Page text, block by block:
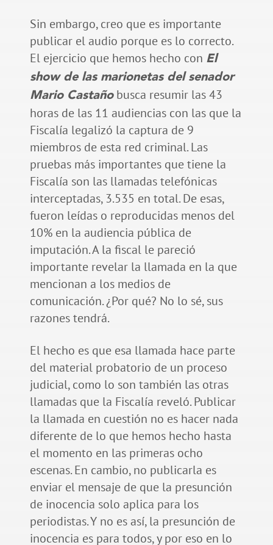
Sin embargo, creo que es importante
publicar el audio porque es lo correcto.
El ejercicio que hemos hecho con El
show de las marionetas del senador
Mario Castañobusca resumir las 43
horas de las 11 audiencias con las que la
Fiscalía legalizó la captura de 9
miembros de esta red criminal. Las
pruebas más importantes que tiene la
Fiscalía son las llamadas telefónicas
interceptadas, 3.535 en total. De esas,
fueron leídas o reproducidas menos del
10% en la audiencia pública de
imputación. A la fiscal le pareció
importante revelar la llamada en la que
mencionan a los medios de
comunicación. ¿Por qué? No lo sé, sus
razones tendrá.
El hecho es que esa llamada hace parte
del material probatorio de un proceso
judicial, como lo son también las otras
llamadas que la Fiscalía reveló. Publicar
la llamada en cuestión no es hacer nada
diferente de lo que hemos hecho hasta
el momento en las primeras ocho
escenas. En cambio, no publicarla es
enviar el mensaje de que la presunción
de inocencia solo aplica para los
periodistas. Y no es así, la presunción de
inocencia es para todos, y por eso en lo